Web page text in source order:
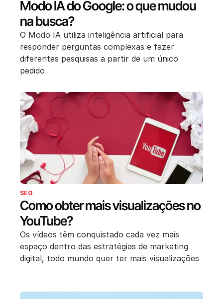
Modo IA do Google: o que mudou
na busca?
O Modo IA utiliza inteligência artificial para
responder perguntas complexas e fazer
diferentes pesquisas a partir de um único
pedido
SEO
Como obter mais visualizações no
YouTube?
Os vídeos têm conquistado cada vez mais
espaço dentro das estratégias de marketing
digital, todo mundo quer ter mais visualizações